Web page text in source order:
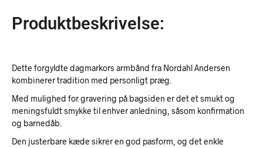
Produktbeskrivelse:
Dette forgyldte dagmarkors armbånd fra Nordahl Andersen
kombinerer tradition med personligt præg.
Med mulighed for gravering på bagsiden er det et smukt og
meningsfuldt smykke til enhver anledning, såsom konfirmation
og barnedåb.
Den justerbare kæde sikrer en god pasform, og det enkle